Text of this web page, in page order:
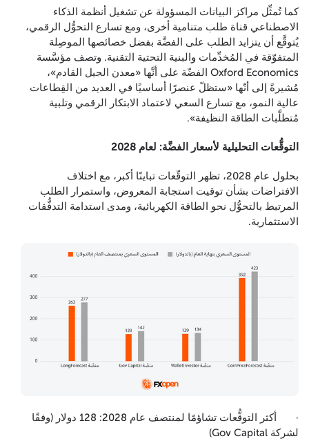
كما تُمثِّل مراكز البيانات المسؤولة عن تشغيل أنظمة الذكاء
الاصطناعي قناة طلب متنامية أخرى، ومع تسارع التحوُّل الرقمي،
يُتوقَّع أن يتزايد الطلب على الفضَّة بفضل خصائصها الموصِلة
المتفوّقة في المُخدِّمات والبنية التحتية التقنية. وتصف مؤسَّسة
Oxford Economics الفضّة على أنَّها «معدن الجيل القادم»،
مُشيرةً إلى أنّها «ستظلّ عنصرًا أساسيًا في العديد من القِطاعات
عالية النمو، مع تسارع السعي لاعتماد الابتكار الرقمي وتلبية
مُتطلَّبات الطاقة النظيفة».
التوقُّعات التحليلية لأسعار الفضَّة: لعام 2028
بحلول عام 2028، تظهر التوقّعات تباينًا أكبر، مع اختلاف
الافتراضات بشأن توقيت استجابة المعروض، واستمرار الطلب
المرتبط بالتحوُّل نحو الطاقة الكهربائية، ومدى استدامة التدفُّقات
الاستثمارية.
· أكثر التوقُّعات تشاؤمًا لمنتصف عام 2028: 128 دولار (وفقًا
لشركة Gov Capital)